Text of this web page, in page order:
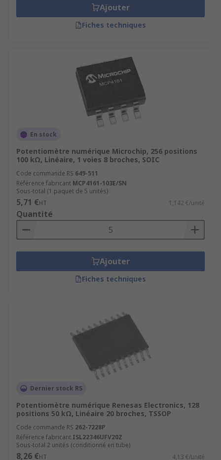
Ajouter
Fiches techniques
En stock
Potentiomètre numérique Microchip, 256 positions
100 kΩ, Linéaire, 1 voies 8 broches, SOIC
Code commande RS 649-511
Référence fabricant MCP4161-103E/SN
Sous-total (1 paquet de 5 unités)
5,71 €HT 1,142 €/unité
Quantité
Ajouter
Fiches techniques
Dernier stock RS
Potentiomètre numérique Renesas Electronics, 128
positions 50 kΩ, Linéaire 20 broches, TSSOP
Code commande RS 262-7228P
Référence fabricant ISL22346UFV20Z
Sous-total 2 unités (conditionné en tube)
8,26 €HT 4,13 €/unité